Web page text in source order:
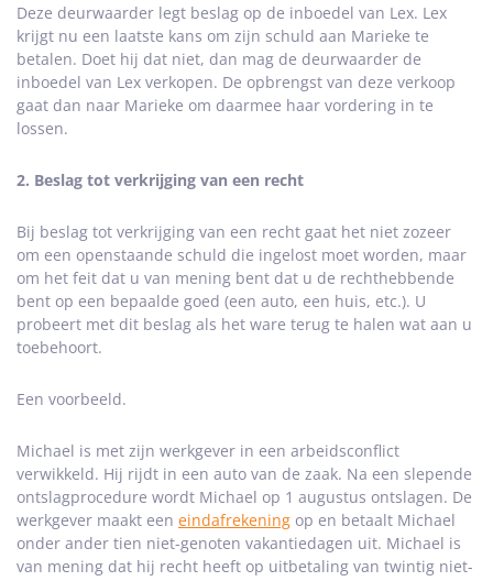
Deze deurwaarder legt beslag op de inboedel van Lex. Lex
krijgt nu een laatste kans om zijn schuld aan Marieke te
betalen. Doet hij dat niet, dan mag de deurwaarder de
inboedel van Lex verkopen. De opbrengst van deze verkoop
gaat dan naar Marieke om daarmee haar vordering in te
lossen.
2. Beslag tot verkrijging van een recht
Bij beslag tot verkrijging van een recht gaat het niet zozeer
om een openstaande schuld die ingelost moet worden, maar
om het feit dat u van mening bent dat u de rechthebbende
bent op een bepaalde goed (een auto, een huis, etc.). U
probeert met dit beslag als het ware terug te halen wat aan u
toebehoort.
Een voorbeeld.
Michael is met zijn werkgever in een arbeidsconflict
verwikkeld. Hij rijdt in een auto van de zaak. Na een slepende
ontslagprocedure wordt Michael op 1 augustus ontslagen. De
werkgever maakt een eindafrekening op en betaalt Michael
onder ander tien niet-genoten vakantiedagen uit. Michael is
van mening dat hij recht heeft op uitbetaling van twintig niet-